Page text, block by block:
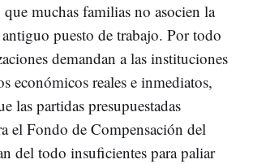
muchas familias no asocien la
puesto de trabajo. Por todo
demandan a las instituciones
económicos reales e inmediatos,
las partidas presupuestadas
el Fondo de Compensación del
del todo insuficientes para paliar